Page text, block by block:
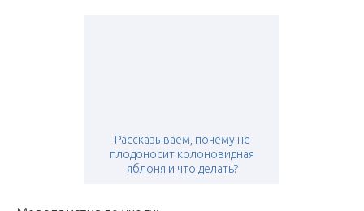
Рассказываем, почему не
плодоносит колоновидная
яблоня и что делать?